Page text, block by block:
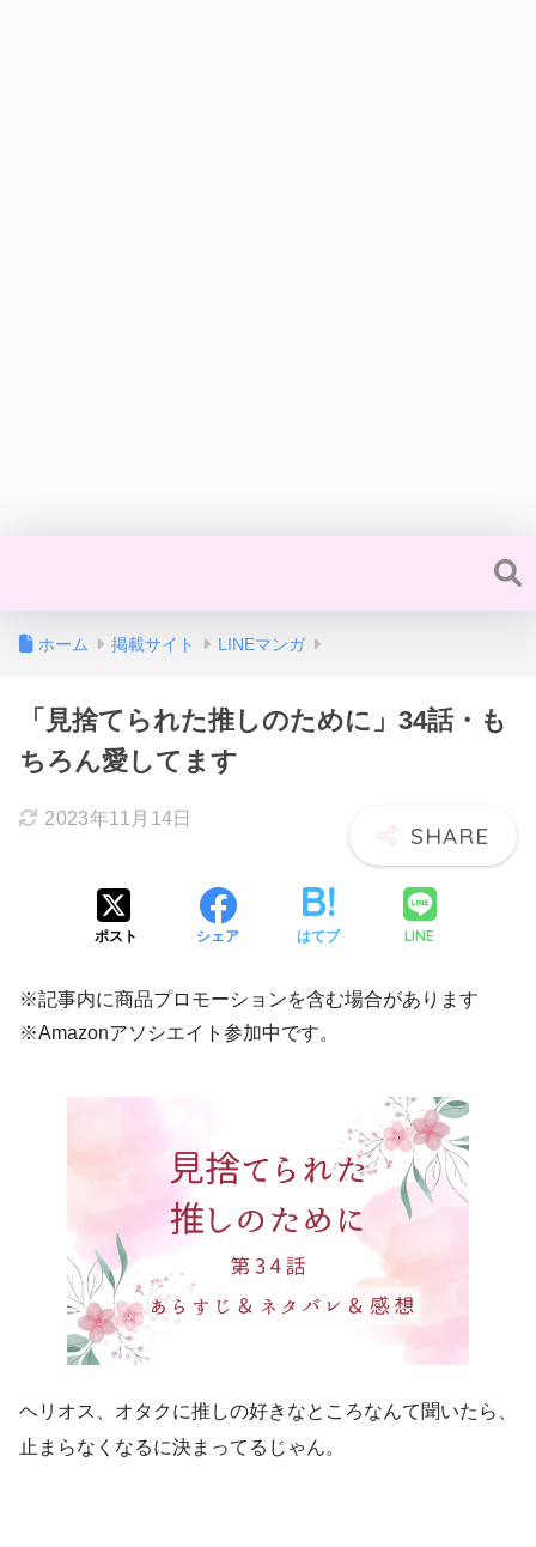
ホーム 掲載サイト LINEマンガ
「見捨てられた推しのために」34話・も
ちろん愛してます
2023年11月14日
ポスト シェア はてブ LINE
※記事内に商品プロモーションを含む場合があります
※Amazonアソシエイト参加中です。
ヘリオス、オタクに推しの好きなところなんて聞いたら、
止まらなくなるに決まってるじゃん。